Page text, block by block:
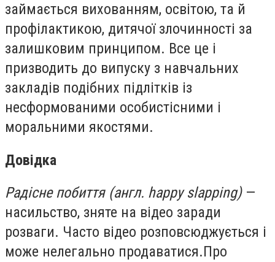
займається вихованням, освітою, та й
профілактикою, дитячої злочинності за
залишковим принципом. Все це і
призводить до випуску з навчальних
закладів подібних підлітків із
несформованими особистісними і
моральними якостями.
Довідка
Радісне побиття (англ. happy slapping)—
насильство, зняте на відео заради
розваги. Часто відео розповсюджується і
може нелегально продаватися.Про